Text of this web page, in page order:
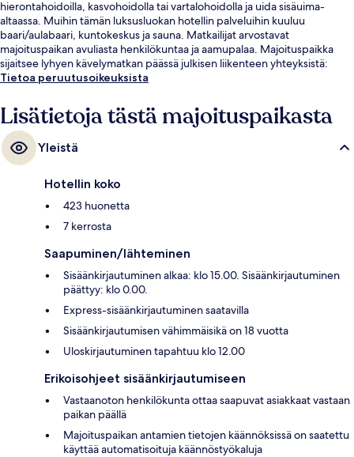
hierontahoidoilla, kasvohoidolla tai vartalohoidolla ja uida sisäuima-
altaassa. Muihin tämän luksusluokan hotellin palveluihin kuuluu
baari/aulabaari, kuntokeskus ja sauna. Matkailijat arvostavat
majoituspaikan avuliasta henkilökuntaa ja aamupalaa. Majoituspaikka
sijaitsee lyhyen kävelymatkan päässä julkisen liikenteen yhteyksistä:
Wittenbergplatzin metroasema sijaitsee 5 minuutin ja Augsburger
Tietoa peruutusoikeuksista
Lisätietoja tästä majoituspaikasta
Yleistä
Hotellin koko
423 huonetta
7 kerrosta
Saapuminen/lähteminen
Sisäänkirjautuminen alkaa: klo 15.00. Sisäänkirjautuminen
päättyy: klo 0.00.
Express-sisäänkirjautuminen saatavilla
Sisäänkirjautumisen vähimmäisikä on 18 vuotta
Uloskirjautuminen tapahtuu klo 12.00
Erikoisohjeet sisäänkirjautumiseen
Vastaanoton henkilökunta ottaa saapuvat asiakkaat vastaan
paikan päällä
Majoituspaikan antamien tietojen käännöksissä on saatettu
käyttää automatisoituja käännöstyökaluja